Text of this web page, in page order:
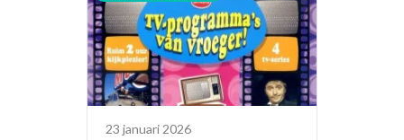
23 januari 2026